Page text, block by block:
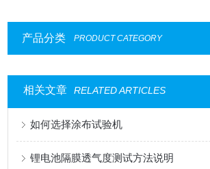
产品分类 PRODUCT CATEGORY
相关文章 RELATED ARTICLES
如何选择涂布试验机
锂电池隔膜透气度测试方法说明